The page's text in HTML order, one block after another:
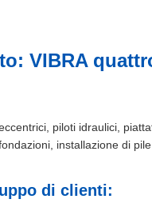
VIBRA
piloti idraulici,
installazione di
di clienti: